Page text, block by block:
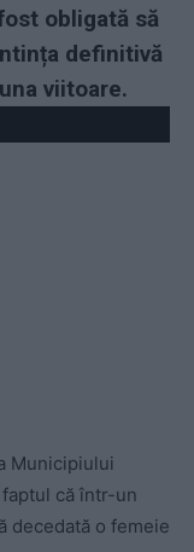
obligată să
definitivă
viitoare.
Municipiului
că într-un
decedată o femeie